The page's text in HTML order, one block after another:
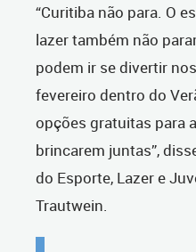
“Curitiba não para. O
lazer também não
podem ir se divertir
fevereiro dentro do
opções gratuitas para
brincarem juntas”,
do Esporte, Lazer e
Trautwein.